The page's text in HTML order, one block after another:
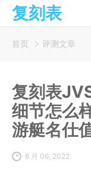
复刻表
首页 评测文章
复刻表
细节怎么
游艇名仕
8 月 06, 2022